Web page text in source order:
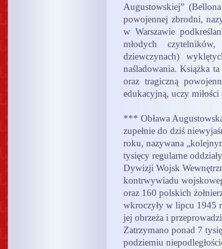
Augustowskiej”
powojennej zbrodni,
w Warszawie
młodych
dziewczynach)
naśladowania. Książka
oraz tragiczną
edukacyjną, uczy
*** Obława
zupełnie do dziś
roku, nazywana
tysięcy regularne
Dywizji Wojsk
kontrwywiadu
oraz 160 polskich
wkroczyły w lipcu 1945
jej obrzeża i
Zatrzymano ponad 7
podziemiu